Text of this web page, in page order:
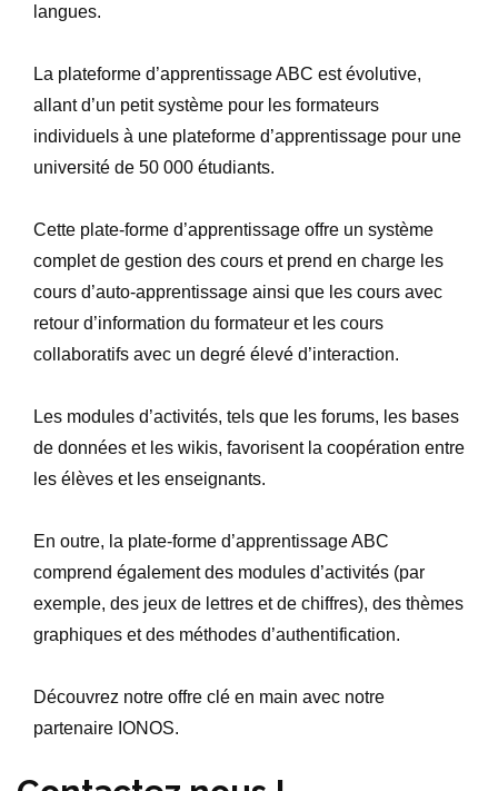
langues.
La plateforme d’apprentissage ABC est évolutive,
allant d’un petit système pour les formateurs
individuels à une plateforme d’apprentissage pour une
université de 50 000 étudiants.
Cette plate-forme d’apprentissage offre un système
complet de gestion des cours et prend en charge les
cours d’auto-apprentissage ainsi que les cours avec
retour d’information du formateur et les cours
collaboratifs avec un degré élevé d’interaction.
Les modules d’activités, tels que les forums, les bases
de données et les wikis, favorisent la coopération entre
les élèves et les enseignants.
En outre, la plate-forme d’apprentissage ABC
comprend également des modules d’activités (par
exemple, des jeux de lettres et de chiffres), des thèmes
graphiques et des méthodes d’authentification.
Découvrez notre offre clé en main avec notre
partenaire IONOS.